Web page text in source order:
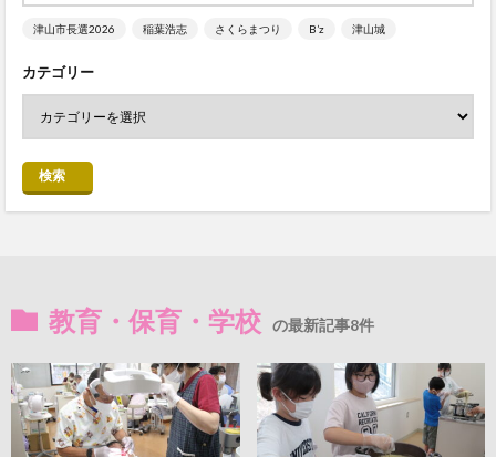
津山市長選2026 稲葉浩志 さくらまつり B’z 津山城
カテゴリー
検索
教育・保育・学校 の最新記事8件